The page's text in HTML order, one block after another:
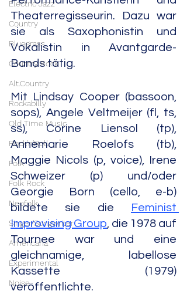
Electric Jazz
Country
Bluegrass
Country Rock
Alt.Country
Rockabilly
Old Time Music
Rock'n'Roll
Folk
Folk Rock
Neofolk
Singer/Songwriter
Americana
Experimental
Noise
Theaterregisseurin. Dazu war
sie als Saxophonistin und
Vokalistin in Avantgarde-
Bands tätig.
Mit Lindsay Cooper (bassoon,
sops), Angele Veltmeijer (fl, ts,
ss), Corine Liensol (tp),
Annemarie Roelofs (tb),
Maggie Nicols (p, voice), Irene
Schweizer (p) und/oder
Georgie Born (cello, e-b)
bildete sie die
Feminist
Improvising Group, die 1978 auf
Tournee war und eine
gleichnamige, labellose
Kassette (1979)
veröffentlichte.